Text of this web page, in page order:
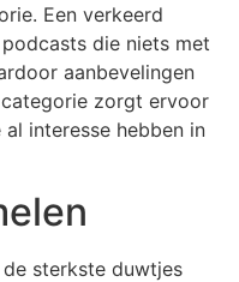
Een verkeerd
die niets met
aanbevelingen
zorgt ervoor
interesse hebben in
sterkste duwtjes